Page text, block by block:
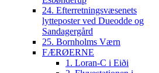
24. Efterretningsvæsenets
lytteposter ved Dueodde og
Sandagergård
25. Bornholms Værn
FÆRØERNE
1. Loran-C i Eiði